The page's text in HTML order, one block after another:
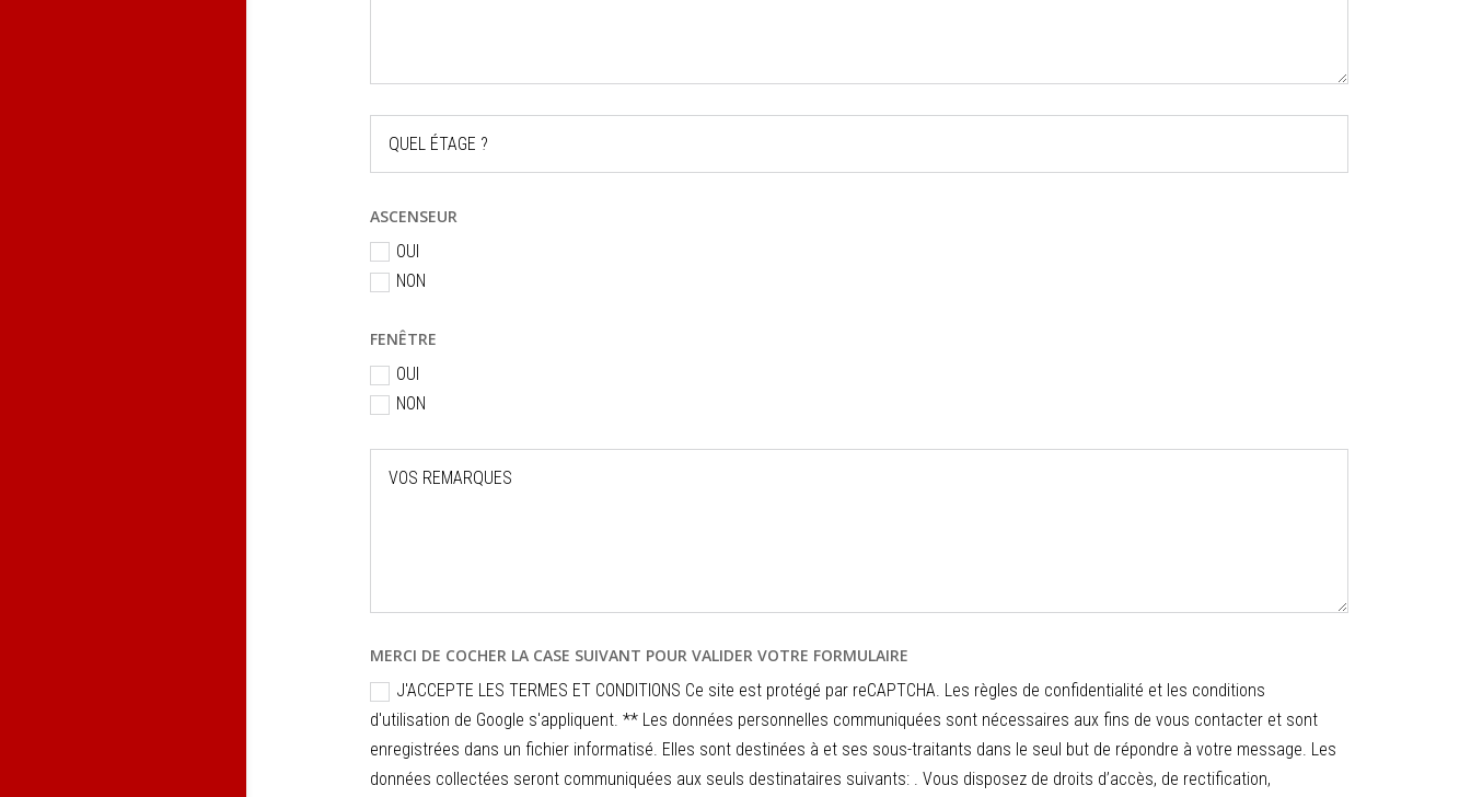
ASCENSEUR
OUI
NON
FENÊTRE
OUI
NON
MERCI DE COCHER LA CASE SUIVANT POUR VALIDER VOTRE FORMULAIRE
J'ACCEPTE LES TERMES ET CONDITIONS Ce site est protégé par reCAPTCHA. Les règles de confidentialité et les conditions
d'utilisation de Google s'appliquent. ** Les données personnelles communiquées sont nécessaires aux fins de vous contacter et sont
enregistrées dans un fichier informatisé. Elles sont destinées à et ses sous-traitants dans le seul but de répondre à votre message. Les
données collectées seront communiquées aux seuls destinataires suivants: . Vous disposez de droits d’accès, de rectification,